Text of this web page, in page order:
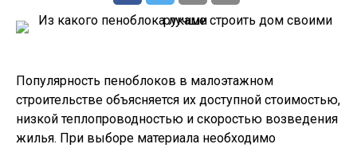
Популярность пеноблоков в малоэтажном
строительстве объясняется их доступной стоимостью,
низкой теплопроводностью и скоростью возведения
жилья. При выборе материала необходимо